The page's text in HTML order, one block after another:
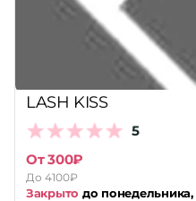
LASH KISS
5
От 300₽
До 4100₽
Закрыто до понедельника,